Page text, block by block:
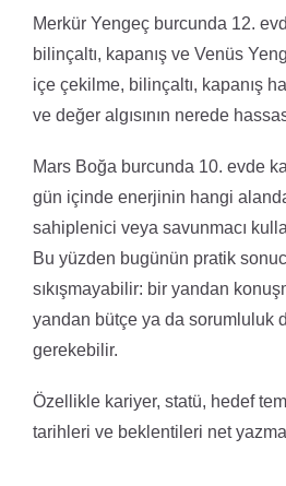
Merkür Yengeç burcunda 12.
bilinçaltı, kapanış ve Venüs
içe çekilme, bilinçaltı, kapanış
ve değer algısının nerede
Mars Boğa burcunda 10. evde
gün içinde enerjinin hangi
sahiplenici veya savunmacı
Bu yüzden bugünün pratik
sıkışmayabilir: bir yandan
yandan bütçe ya da sorumluluk
gerekebilir.
Özellikle kariyer, statü, hedef
tarihleri ve beklentileri net